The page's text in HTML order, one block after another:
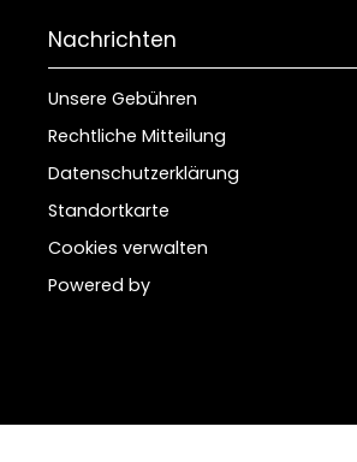
Nachrichten
Unsere Gebühren
Rechtliche Mitteilung
Datenschutzerklärung
Standortkarte
Cookies verwalten
Powered by